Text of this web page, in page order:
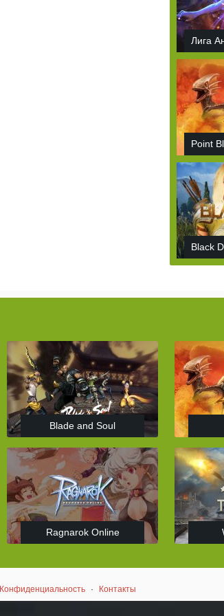
Лига
Point
Black
Blade and Soul
Ragnarok Online
Конфиденциальность · Контакты